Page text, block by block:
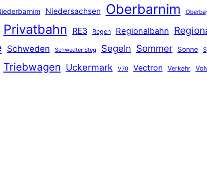
Niedersachsen Oberbarnim
Privatbahn RE3 Regen Regionalbahn
Schweden Schwedter Steg Segeln Sommer Sonne
Triebwagen Uckermark V70 Vectron Verkehr